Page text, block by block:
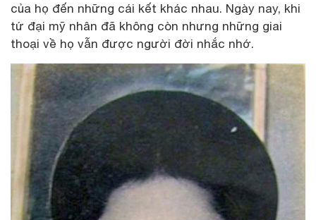
của họ đến những cái kết khác nhau. Ngày nay, khi
tứ đại mỹ nhân đã không còn nhưng những giai
thoại về họ vẫn được người đời nhắc nhớ.